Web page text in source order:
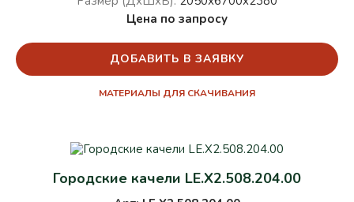
Цена по запросу
ДОБАВИТЬ В ЗАЯВКУ
МАТЕРИАЛЫ ДЛЯ СКАЧИВАНИЯ
Городские качели LE.X2.508.204.00